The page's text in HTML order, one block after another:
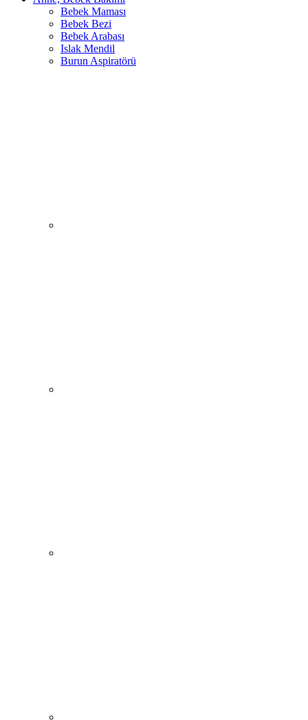
Bebek Maması
Bebek Bezi
Bebek Arabası
Islak Mendil
Burun Aspiratörü